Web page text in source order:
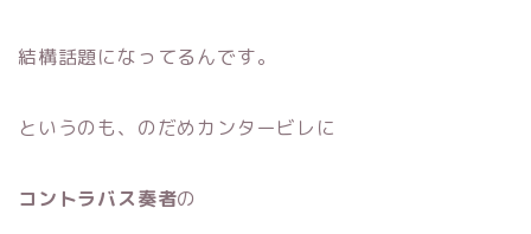
結構話題になってるんです。
というのも、のだめカンタービレに
コントラバス奏者の